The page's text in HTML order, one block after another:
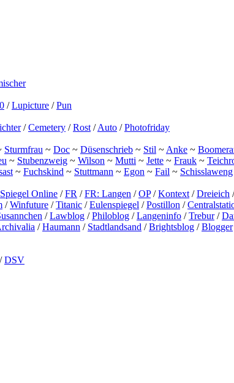
/Lupicture /Pun
/Cemetery /Rost /Auto /Photofriday
Sturmfrau ~ Doc ~ Düsenschrieb ~ Stil ~ Anke ~
~ Stubenzweig ~ Wilson ~ Mutti ~ Jette ~ Frauk ~
~ Fuchskind ~ Stuttmann ~ Egon ~ Fail ~ Schisslaweng
Spiegel Online /FR /FR: Langen /OP/Kontext /Dreieich
/Winfuture /Titanic /Eulenspiegel /Postillon /
/Lawblog /Philoblog /Langeninfo /Trebur/
/Haumann / Stadtlandsand /Brightsblog /Blogger
/DSV